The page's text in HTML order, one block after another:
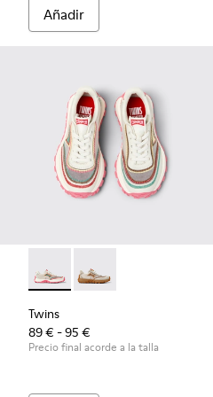
Añadir
semiabierta blanca y
002Twins - K800685-001 -
Twins - K800685-002
Twins
89 € - 95 €
Precio final acorde a la talla